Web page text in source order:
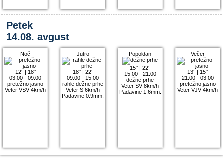
Petek
14.08. avgust
Noč
12°| 18°
03:00 - 09:00
pretežno jasno
Veter VSV 4km/h
Jutro
18°| 22°
09:00 - 15:00
rahle dežne prhe
Veter S 6km/h
Padavine 0.9mm.
Popoldan
15° |22°
15:00 - 21:00
dežne prhe
Veter SV 8km/h
Padavine 1.6mm.
Večer
13° | 15°
21:00 - 03:00
pretežno jasno
Veter VJV 4km/h